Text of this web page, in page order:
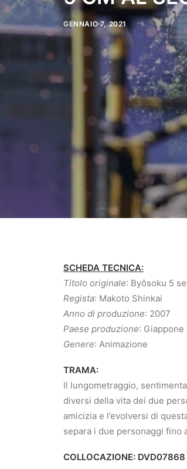
GENNAIO 7, 2021
SCHEDA TECNICA:
Titolo originale: Byôsoku 5
Regista: Makoto Shinkai
Anno di produzione: 2007
Paese produzione: Giappone
Genere: Animazione
TRAMA:
Il lungometraggio,
diversi della vita dei due
amicizia e l’evolversi di
separa i due personaggi fino
COLLOCAZIONE: DVD07868